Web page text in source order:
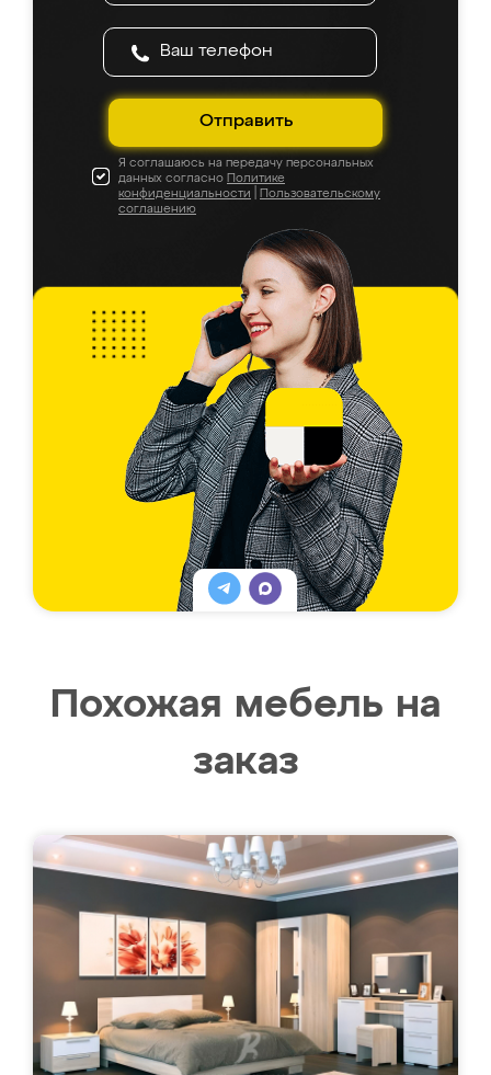
Отправить
Я соглашаюсь на передачу персональных
данных согласно Политике
конфиденциальности
Пользовательскому
соглашению
Похожая мебель на
заказ